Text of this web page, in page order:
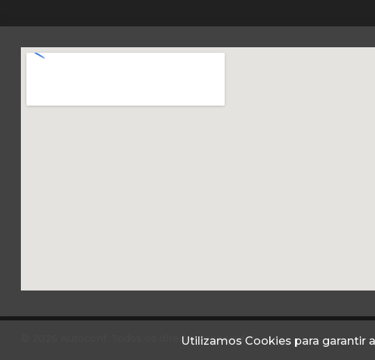
Utilizamos Cookies para garantir
© 2026 Autoconf. Todos os direitos reservados.